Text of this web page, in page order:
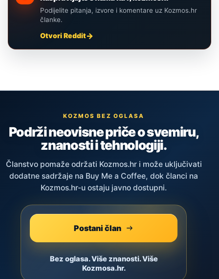
Podijelite pitanja, izvore i komentare uz Kozmos.hr
članke.
Otvori Reddit
KOZMOS BEZ OGLASA
Podrži neovisne priče o svemiru,
znanosti i tehnologiji.
Članstvo pomaže održati Kozmos.hr i može uključivati
dodatne sadržaje na Buy Me a Coffee, dok članci na
Kozmos.hr-u ostaju javno dostupni.
Postani član
Bez oglasa. Više znanosti. Više
Kozmosa.hr.